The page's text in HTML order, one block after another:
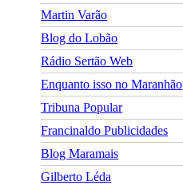
Martin Varão
Blog do Lobão
Rádio Sertão Web
Enquanto isso no Maranhão
Tribuna Popular
Francinaldo Publicidades
Blog Maramais
Gilberto Léda